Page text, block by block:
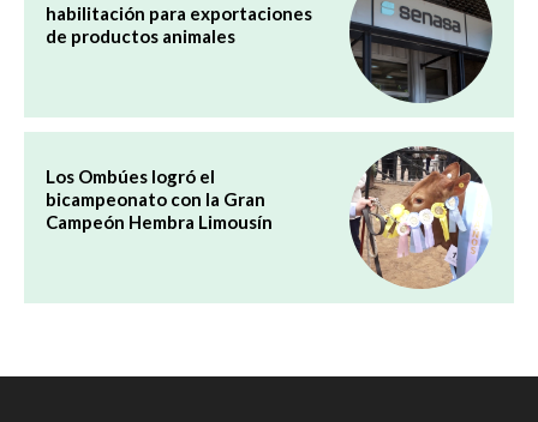
habilitación para exportaciones
de productos animales
Los Ombúes logró el
bicampeonato con la Gran
Campeón Hembra Limousín